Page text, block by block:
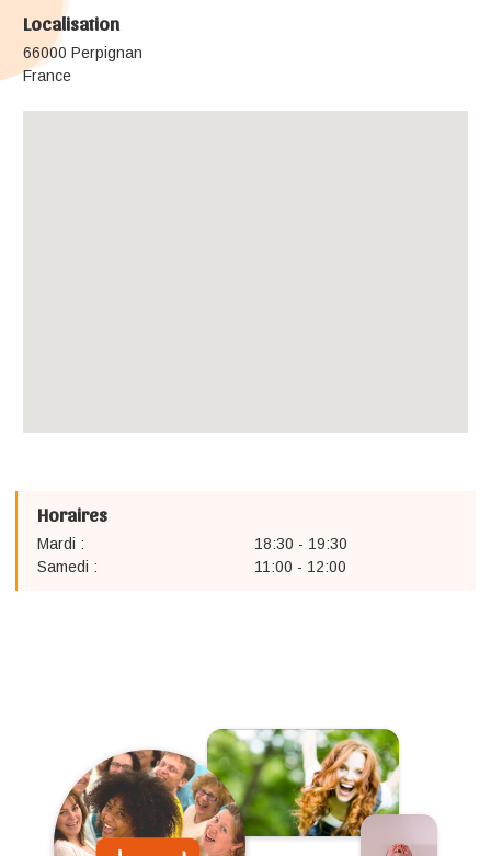
Localisation
66000 Perpignan
France
Horaires
Mardi :
18:30 - 19:30
Samedi :
11:00 - 12:00